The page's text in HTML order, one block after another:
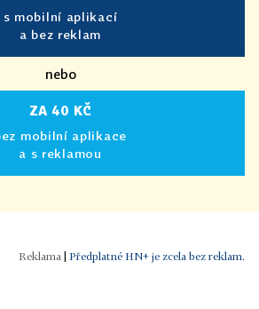
s mobilní aplikací
a bez reklam
nebo
ZA 40 KČ
mobilní aplikace
a s reklamou
Předplatné HN+ je zcela bez reklam.